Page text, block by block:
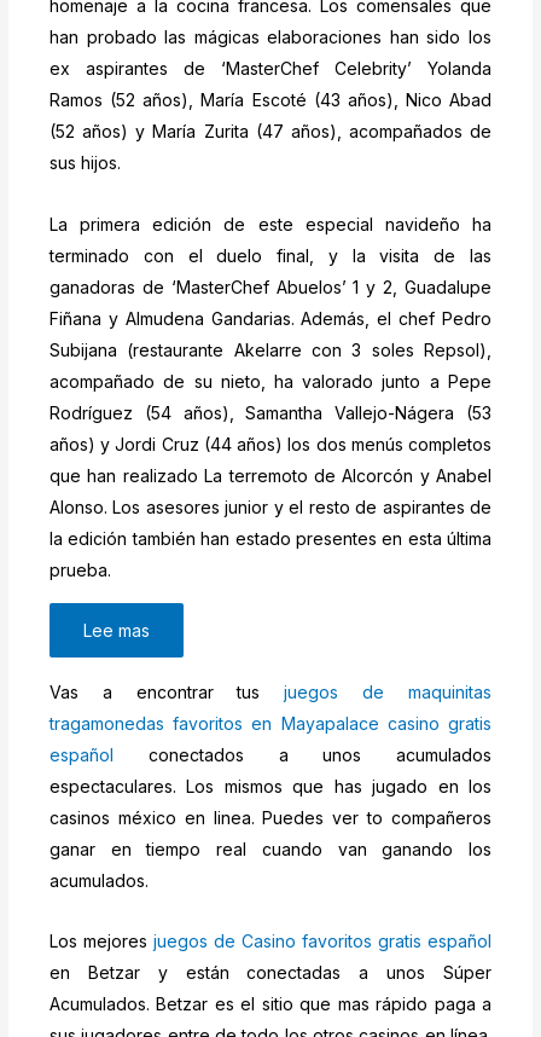
homenaje a la cocina francesa. Los comensales que
han probado las mágicas elaboraciones han sido los
ex aspirantes de ‘MasterChef Celebrity’ Yolanda
Ramos (52 años), María Escoté (43 años), Nico Abad
(52 años) y María Zurita (47 años), acompañados de
sus hijos.
La primera edición de este especial navideño ha
terminado con el duelo final, y la visita de las
ganadoras de ‘MasterChef Abuelos’ 1 y 2, Guadalupe
Fiñana y Almudena Gandarias. Además, el chef Pedro
Subijana (restaurante Akelarre con 3 soles Repsol),
acompañado de su nieto, ha valorado junto a Pepe
Rodríguez (54 años), Samantha Vallejo-Nágera (53
años) y Jordi Cruz (44 años) los dos menús completos
que han realizado La terremoto de Alcorcón y Anabel
Alonso. Los asesores junior y el resto de aspirantes de
la edición también han estado presentes en esta última
prueba.
Lee mas
Vas a encontrar tusjuegos de maquinitas
tragamonedas favoritos en Mayapalace casino gratis
español conectados a unos acumulados
espectaculares. Los mismos que has jugado en los
casinos méxico en linea. Puedes ver to compañeros
ganar en tiempo real cuando van ganando los
acumulados.
Los mejoresjuegos de Casino favoritos gratis español
en Betzar y están conectadas a unos Súper
Acumulados. Betzar es el sitio que mas rápido paga a